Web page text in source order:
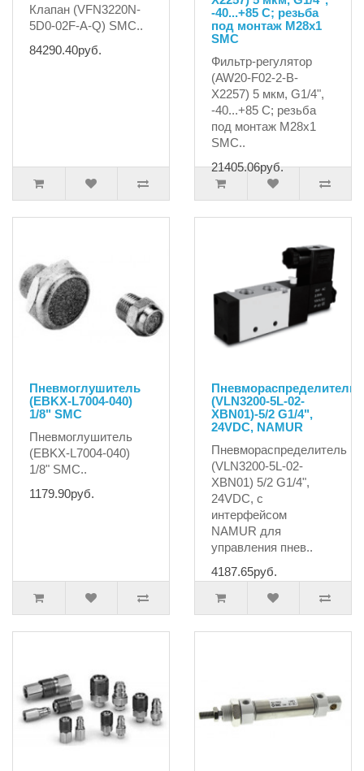
Клапан (VFN3220N-
5D0-02F-A-Q) SMC..
84290.40руб.
-40...+85 C; резьба
под монтаж М28х1
SMC
Фильтр-регулятор
(AW20-F02-2-B-
X2257) 5 мкм, G1/4",
-40...+85 C; резьба
под монтаж М28х1
SMC..
21405.06руб.
Пневмоглушитель
(EBKX-L7004-040)
1/8" SMC
Пневмоглушитель
(EBKX-L7004-040)
1/8" SMC..
1179.90руб.
Пневмораспределитель
(VLN3200-5L-02-
XBN01)-5/2 G1/4",
24VDC, NAMUR
Пневмораспределитель
(VLN3200-5L-02-
XBN01) 5/2 G1/4",
24VDC, с
интерфейсом
NAMUR для
управления пнев..
4187.65руб.